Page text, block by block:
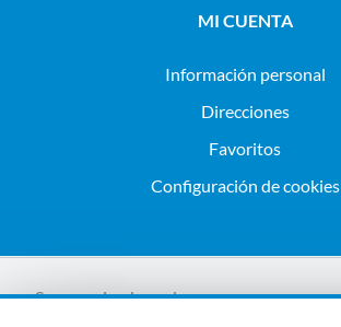
MI CUENTA
Información personal
Direcciones
Favoritos
Configuración de cookies
Somos miembros de: